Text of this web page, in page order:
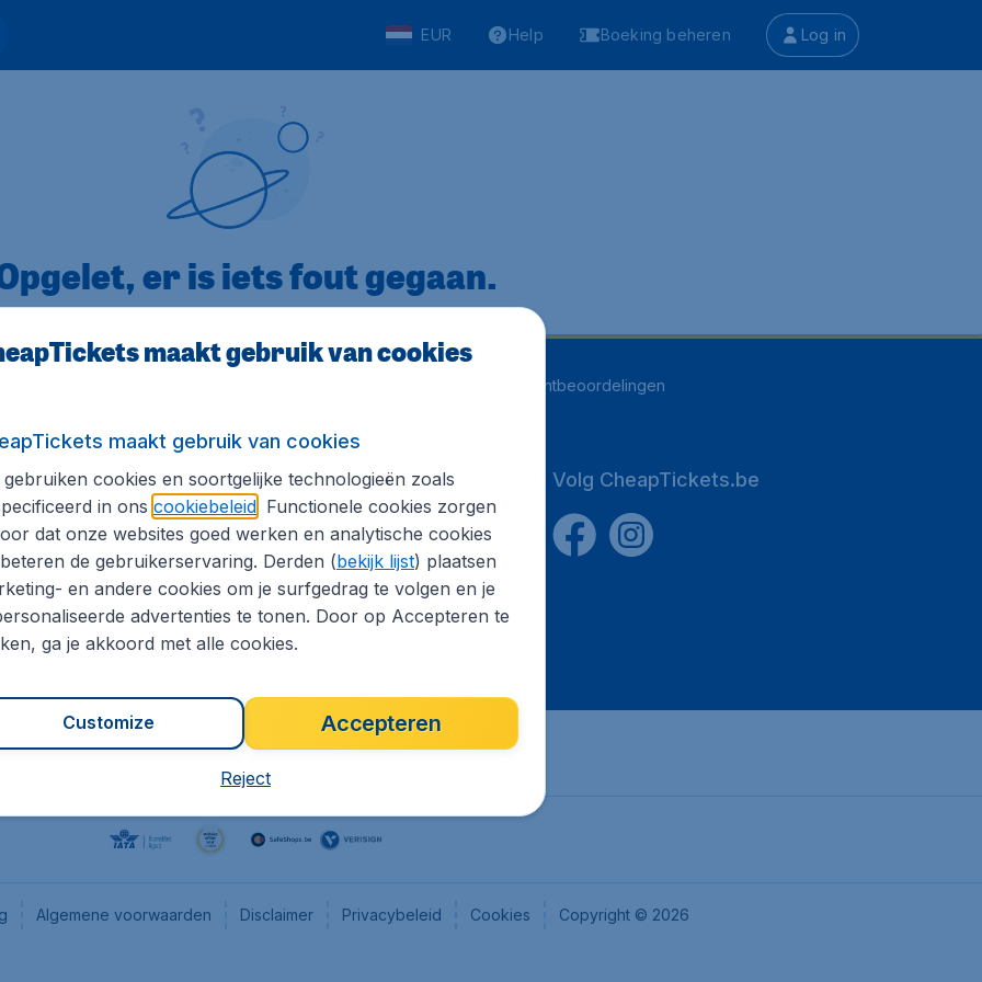
EUR Help Boeking beheren Log in
er is iets fout gegaan.
klantbeoordelingen
informatie
Internationale sites
Flugladen.de
CheapTickets.ch
CheapTickets.nl
CheapTickets.sg
Volg CheapTickets.be
Algemene voorwaarden Disclaimer Privacybeleid Cookies Copyright © 2026
maakt gebruik van cookies
maakt gebruik van cookies
gebruiken cookies en soortgelijke technologieën zoals
in ons cookiebeleid. Functionele cookies zorgen
dat onze websites goed werken en analytische cookies
de gebruikerservaring. Derden (bekijk lijst) plaatsen
en andere cookies om je surfgedrag te volgen en je
advertenties te tonen. Door op Accepteren te
ga je akkoord met alle cookies.
Accepteren
Customize
Reject